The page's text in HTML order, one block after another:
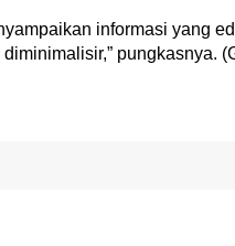
informasi yang
pungkasnya.